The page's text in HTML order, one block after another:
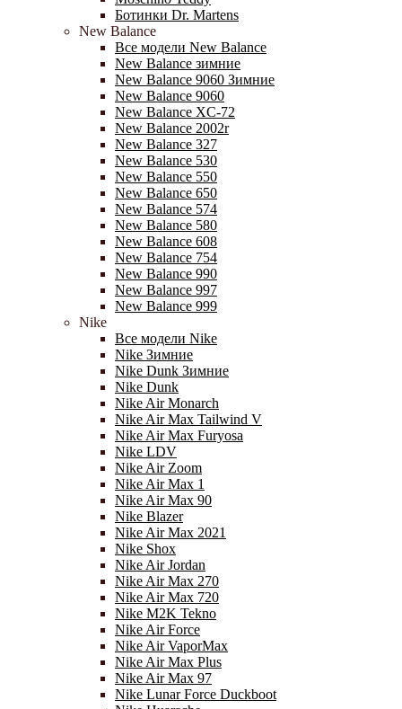
Ботинки Dr. Martens
New Balance
Все модели New Balance
New Balance зимние
New Balance 9060 Зимние
New Balance 9060
New Balance XC-72
New Balance 2002r
New Balance 327
New Balance 530
New Balance 550
New Balance 650
New Balance 574
New Balance 580
New Balance 608
New Balance 754
New Balance 990
New Balance 997
New Balance 999
Nike
Все модели Nike
Nike Зимние
Nike Dunk Зимние
Nike Dunk
Nike Air Monarch
Nike Air Max Tailwind V
Nike Air Max Furyosa
Nike LDV
Nike Air Zoom
Nike Air Max 1
Nike Air Max 90
Nike Blazer
Nike Air Max 2021
Nike Shox
Nike Air Jordan
Nike Air Max 270
Nike Air Max 720
Nike M2K Tekno
Nike Air Force
Nike Air VaporMax
Nike Air Max Plus
Nike Air Max 97
Nike Lunar Force Duckboot